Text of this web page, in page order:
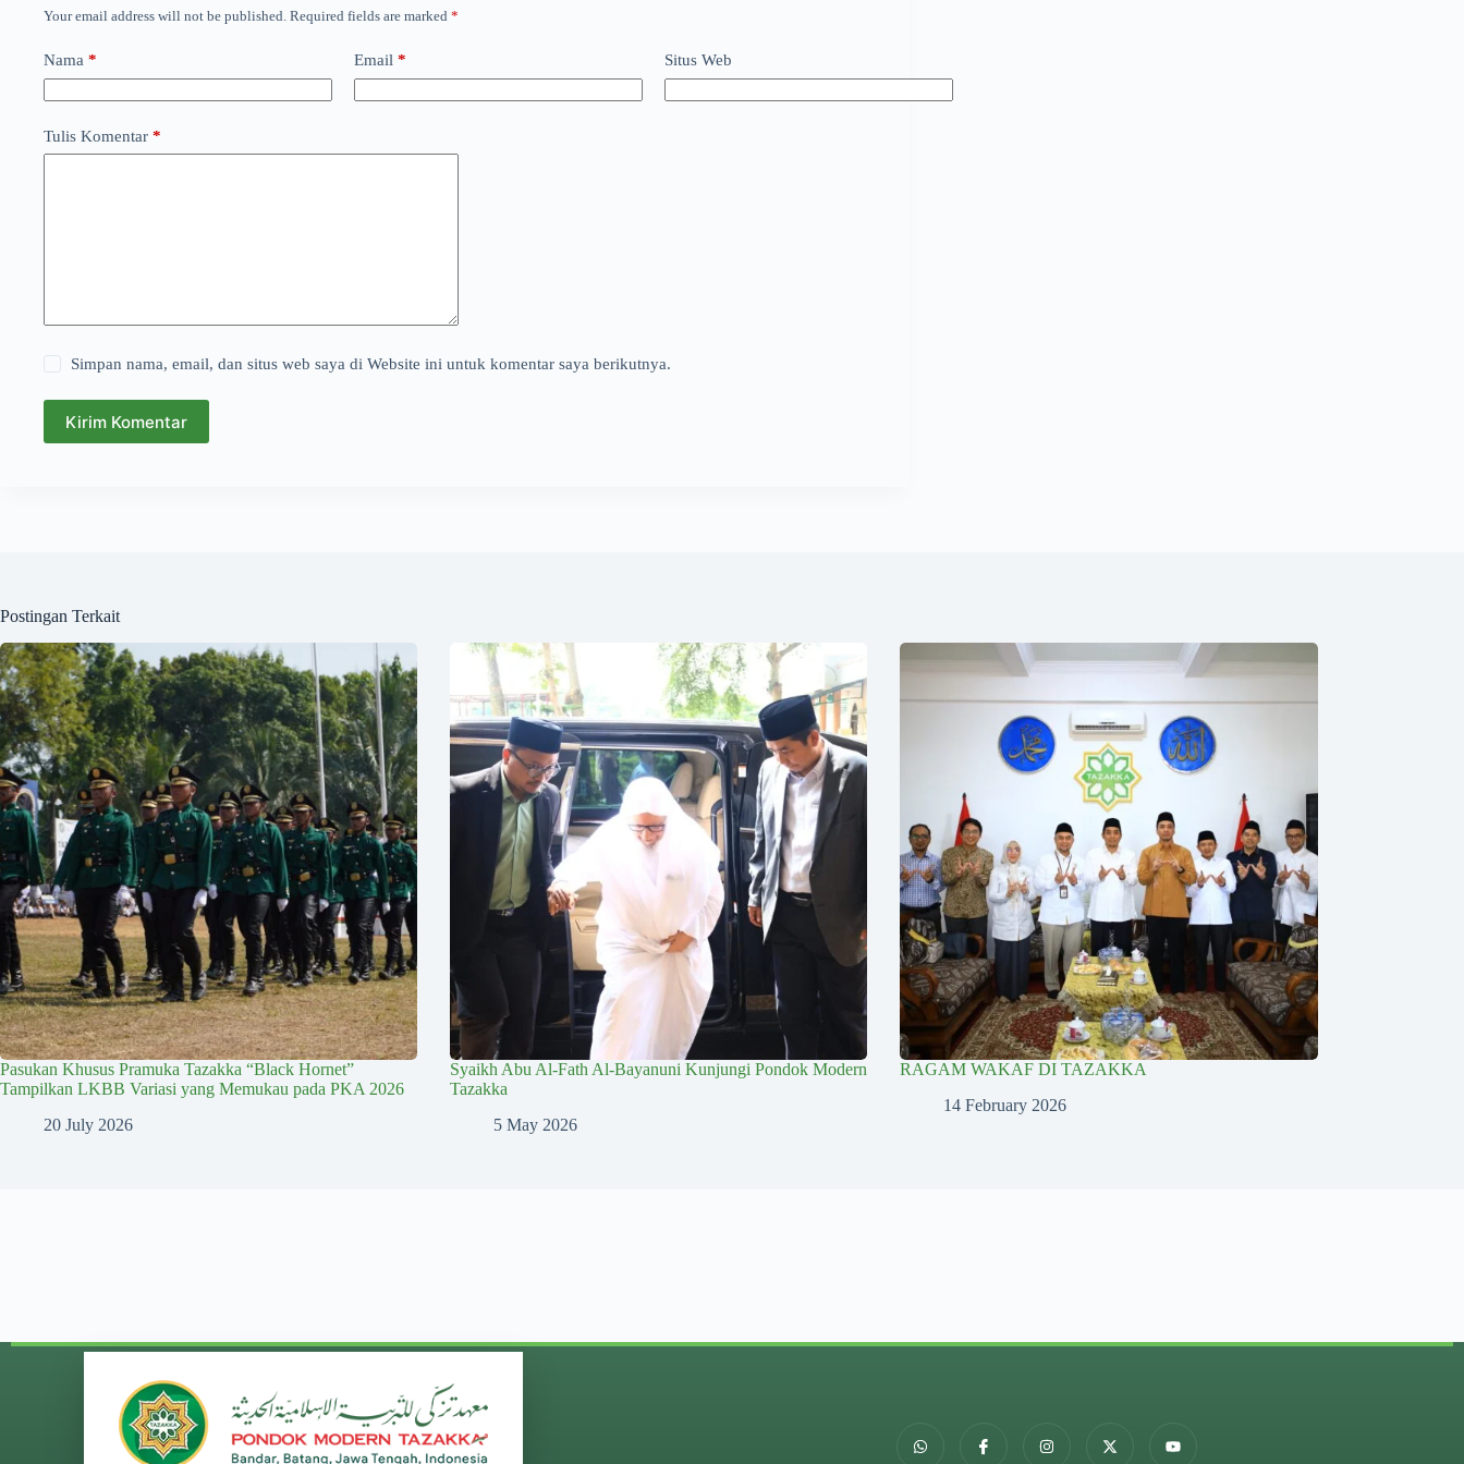
Your email address will not be published. Required fields are marked *
Nama * Email * Situs Web
Tulis Komentar *
Simpan nama, email, dan situs web saya di Website ini untuk komentar saya berikutnya.
Kirim Komentar
Postingan Terkait
Pasukan Khusus Pramuka Tazakka “Black Hornet”
Tampilkan LKBB Variasi yang Memukau pada PKA 2026
20 July 2026
Syaikh Abu Al-Fath Al-Bayanuni Kunjungi Pondok Modern
Tazakka
5 May 2026
RAGAM WAKAF DI TAZAKKA
14 February 2026